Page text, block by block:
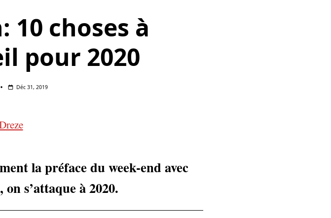
10 choses à
pour 2020
Déc 31, 2019
la préface du week-end avec
s’attaque à 2020.